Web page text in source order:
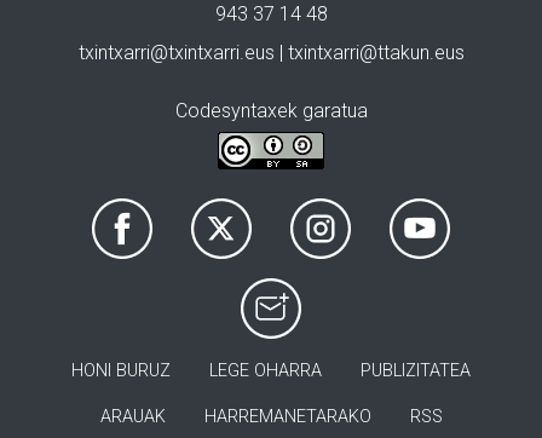
943 37 14 48
txintxarri@txintxarri.eus | txintxarri@ttakun.eus
Codesyntaxek garatua
HONI BURUZ LEGE OHARRA PUBLIZITATEA
ARAUAK HARREMANETARAKO RSS